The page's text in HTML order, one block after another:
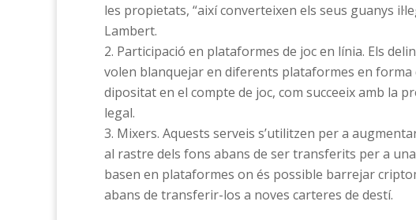
les propietats, “així converteixen els seus guanys
Lambert.
Participació en plataformes de joc en línia. Els
volen blanquejar en diferents plataformes en forma
dipositat en el compte de joc, com succeeix amb la
legal.
Mixers. Aquests serveis s’utilitzen per a
al rastre dels fons abans de ser transferits per a
basen en plataformes on és possible barrejar
abans de transferir-los a noves carteres de destí.